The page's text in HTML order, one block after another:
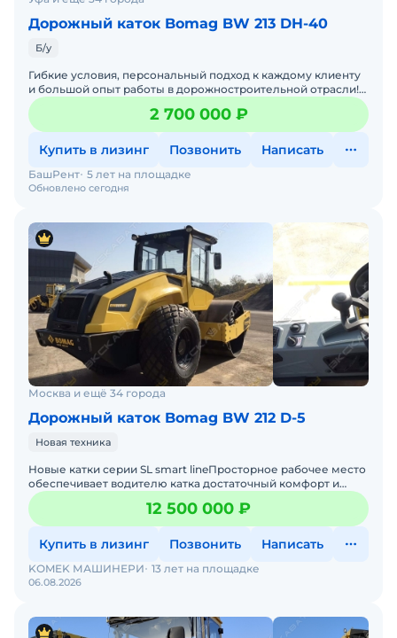
Дорожный каток Bomag BW 213 DH-40
Б/у
Гибкие условия, персональный подход к каждому клиенту
и большой опыт работы в дорожностроительной отрасли!
Вся техника в собственности и эксплуатируется професс
2 700 000 ₽
Купить в лизинг Позвонить Написать
Обновлено сегодня
БашРент 5 лет на площадке
Москва и ещё 34 города
Дорожный каток Bomag BW 212 D-5
Новая техника
Новые катки серии SL smart lineПросторное рабочее место
обеспечивает водителю катка достаточный комфорт и
пространство для ног. Благодаря четкому обзору спереди
12 500 000 ₽
Купить в лизинг Позвонить Написать
06.08.2026
KOMEK МАШИНЕРИ 13 лет на площадке